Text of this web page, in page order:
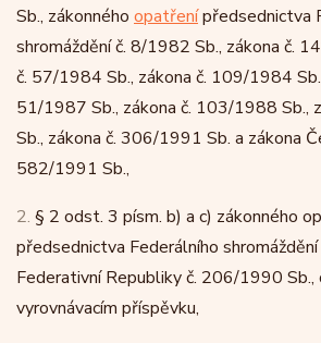
Sb., zákonného opatřenípředsednictva
shromáždění č. 8/1982 Sb., zákona č.
č. 57/1984 Sb., zákona č. 109/1984
51/1987 Sb., zákona č. 103/1988 Sb.,
Sb., zákona č. 306/1991 Sb. a zákona
582/1991 Sb.,
2. § 2 odst. 3 písm. b) a c) zákonného
předsednictva Federálního
Federativní Republiky č. 206/1990
vyrovnávacím příspěvku,